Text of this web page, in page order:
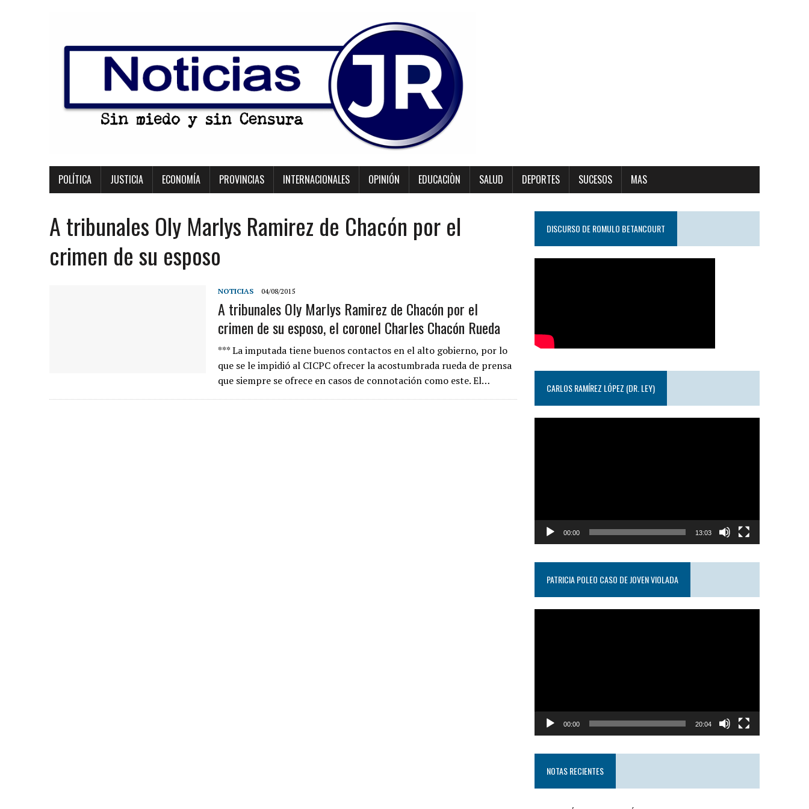
POLÍTICA JUSTICIA ECONOMÍA PROVINCIAS INTERNACIONALES OPINIÓN EDUCACIÒN SALUD DEPORTES SUCESOS MAS
A tribunales Oly Marlys Ramirez de Chacón por el
crimen de su esposo
NOTICIAS 04/08/2015
A tribunales Oly Marlys Ramirez de Chacón por el
crimen de su esposo, el coronel Charles Chacón Rueda
*** La imputada tiene buenos contactos en el alto gobierno, por lo
que se le impidió al CICPC ofrecer la acostumbrada rueda de prensa
que siempre se ofrece en casos de connotación como este. El…
DISCURSO DE ROMULO BETANCOURT
CARLOS RAMÍREZ LÓPEZ (DR. LEY)
00:00 13:03
PATRICIA POLEO CASO DE JOVEN VIOLADA
00:00 20:04
NOTAS RECIENTES